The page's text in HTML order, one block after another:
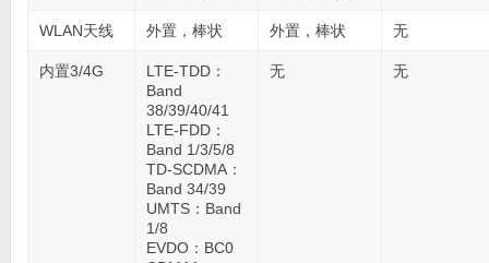
WLAN天线 外置，棒状 外置，棒状 无
内置3/4G
LTE-TDD：
Band
38/39/40/41
LTE-FDD：
Band 1/3/5/8
TD-SCDMA：
Band 34/39
UMTS：Band
1/8
EVDO：BC0
无 无